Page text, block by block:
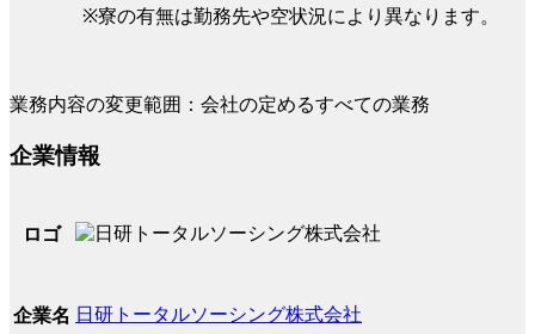
※寮の有無は勤務先や空状況により異なります。
業務内容の変更範囲：会社の定めるすべての業務
企業情報
ロゴ
企業名 日研トータルソーシング株式会社